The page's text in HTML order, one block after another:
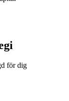
för dig